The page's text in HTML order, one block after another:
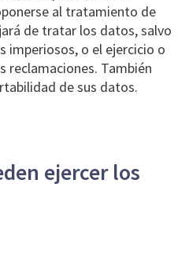
al tratamiento de
de tratar los datos, salvo
imperiosos, o el ejercicio o
reclamaciones. También
de sus datos.
ejercer los